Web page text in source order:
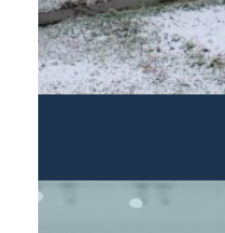
Oeuvre installée devant